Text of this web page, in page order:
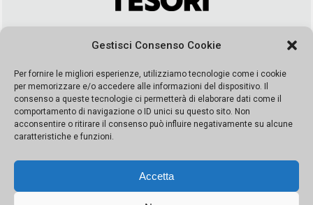
Gestisci Consenso Cookie
Per fornire le migliori esperienze, utilizziamo tecnologie come i cookie
per memorizzare e/o accedere alle informazioni del dispositivo. Il
consenso a queste tecnologie ci permetterà di elaborare dati come il
comportamento di navigazione o ID unici su questo sito. Non
acconsentire o ritirare il consenso può influire negativamente su alcune
caratteristiche e funzioni.
Accetta
segreteria@leviedeitesori.it
Direttore ResponsabileMarcello Barbaro – Aut. del tribunale di
Palermo n. 19 del 2017 iscrizione al roc numero 37003 Editore
Porta Felice Srl. Sede legale: Via Libertà 93 – 90143 Palermo
Società iscritta alla Camera di Commercio di Palermo Ufficio
065228208251 Capitale 10000 euro IV